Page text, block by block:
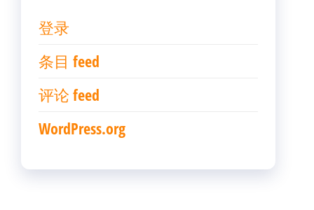
登录
条目 feed
评论 feed
WordPress.org